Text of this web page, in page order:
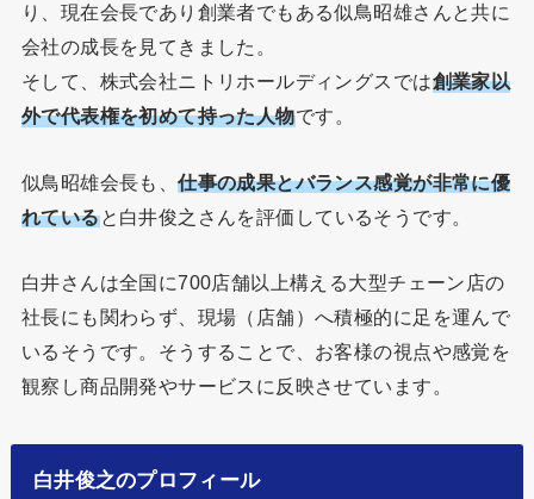
り、現在会長であり創業者でもある似鳥昭雄さんと共に
会社の成長を見てきました。
そして、株式会社ニトリホールディングスでは創業家以
外で代表権を初めて持った人物です。
似鳥昭雄会長も、仕事の成果とバランス感覚が非常に優
れていると白井俊之さんを評価しているそうです。
白井さんは全国に700店舗以上構える大型チェーン店の
社長にも関わらず、現場（店舗）へ積極的に足を運んで
いるそうです。そうすることで、お客様の視点や感覚を
観察し商品開発やサービスに反映させています。
白井俊之のプロフィール